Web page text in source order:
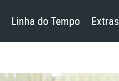
Linha do Tempo Extras